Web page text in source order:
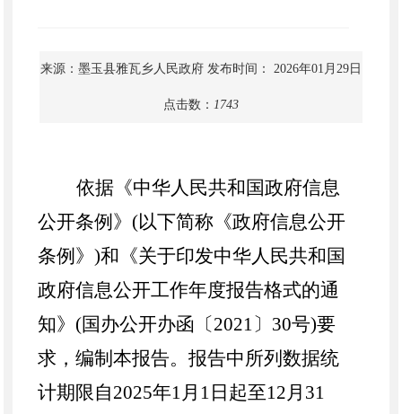
来源：墨玉县雅瓦乡人民政府 发布时间： 2026年01月29日
点击数： 1743
依据《中华人民共和国政府信息
公开条例》 (以下简称《政府信息公开
条例》)和《关于印发中华人民共和国
政府信息公开工作年度报告格式的通
知》(国办公开办函〔2021〕30号)要
求，编制本报告。报告中所列数据统
计期限自2025年1月1日起至12月31